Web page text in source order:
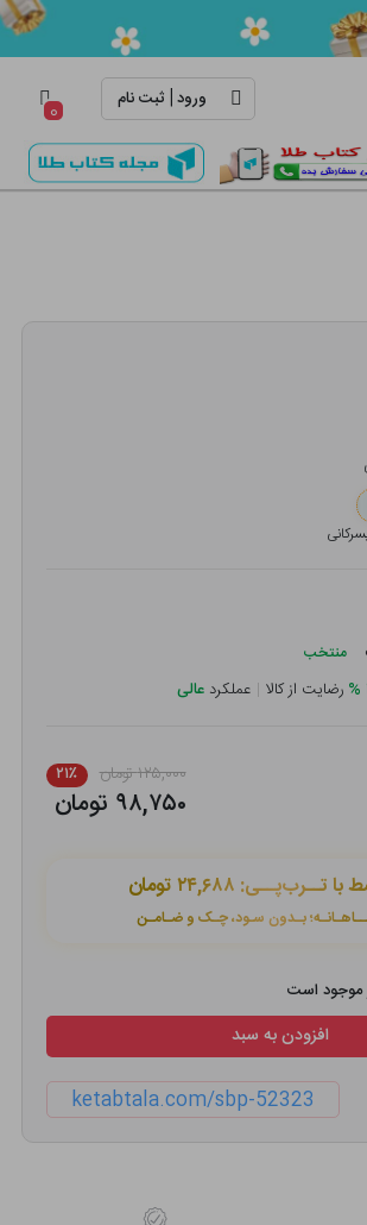
ورود| ثبت نام ۰
منتخب
% رضایت از کالا | عملکرد عالی
۱۲۵,۰۰۰ تومان ۲۱٪
۹۸,۷۵۰ تومان
با تــرب‌پــی: ۲۴,۶۸۸ تومان
افزودن به سبد
ketabtala.com/sbp-52323